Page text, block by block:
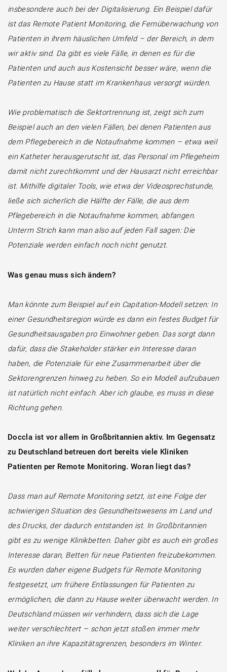
insbesondere auch bei der Digitalisierung. Ein Beispiel dafür
ist das Remote Patient Monitoring, die Fernüberwachung von
Patienten in ihrem häuslichen Umfeld – der Bereich, in dem
wir aktiv sind. Da gibt es viele Fälle, in denen es für die
Patienten und auch aus Kostensicht besser wäre, wenn die
Patienten zu Hause statt im Krankenhaus versorgt würden.
Wie problematisch die Sektortrennung ist, zeigt sich zum
Beispiel auch an den vielen Fällen, bei denen Patienten aus
dem Pflegebereich in die Notaufnahme kommen – etwa weil
ein Katheter herausgerutscht ist, das Personal im Pflegeheim
damit nicht zurechtkommt und der Hausarzt nicht erreichbar
ist. Mithilfe digitaler Tools, wie etwa der Videosprechstunde,
ließe sich sicherlich die Hälfte der Fälle, die aus dem
Pflegebereich in die Notaufnahme kommen, abfangen.
Unterm Strich kann man also auf jeden Fall sagen: Die
Potenziale werden einfach noch nicht genutzt.
Was genau muss sich ändern?
Man könnte zum Beispiel auf ein Capitation-Modell setzen: In
einer Gesundheitsregion würde es dann ein festes Budget für
Gesundheitsausgaben pro Einwohner geben. Das sorgt dann
dafür, dass die Stakeholder stärker ein Interesse daran
haben, die Potenziale für eine Zusammenarbeit über die
Sektorengrenzen hinweg zu heben. So ein Modell aufzubauen
ist natürlich nicht einfach. Aber ich glaube, es muss in diese
Richtung gehen.
Doccla ist vor allem in Großbritannien aktiv. Im Gegensatz
zu Deutschland betreuen dort bereits viele Kliniken
Patienten per Remote Monitoring. Woran liegt das?
Dass man auf Remote Monitoring setzt, ist eine Folge der
schwierigen Situation des Gesundheitswesens im Land und
des Drucks, der dadurch entstanden ist. In Großbritannien
gibt es zu wenige Klinikbetten. Daher gibt es auch ein großes
Interesse daran, Betten für neue Patienten freizubekommen.
Es wurden daher eigene Budgets für Remote Monitoring
festgesetzt, um frühere Entlassungen für Patienten zu
ermöglichen, die dann zu Hause weiter überwacht werden. In
Deutschland müssen wir verhindern, dass sich die Lage
weiter verschlechtert – schon jetzt stoßen immer mehr
Kliniken an ihre Kapazitätsgrenzen, besonders im Winter.